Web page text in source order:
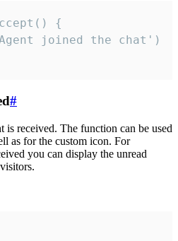
{
#
is received. The function can be used
as for the custom icon. For
you can display the unread